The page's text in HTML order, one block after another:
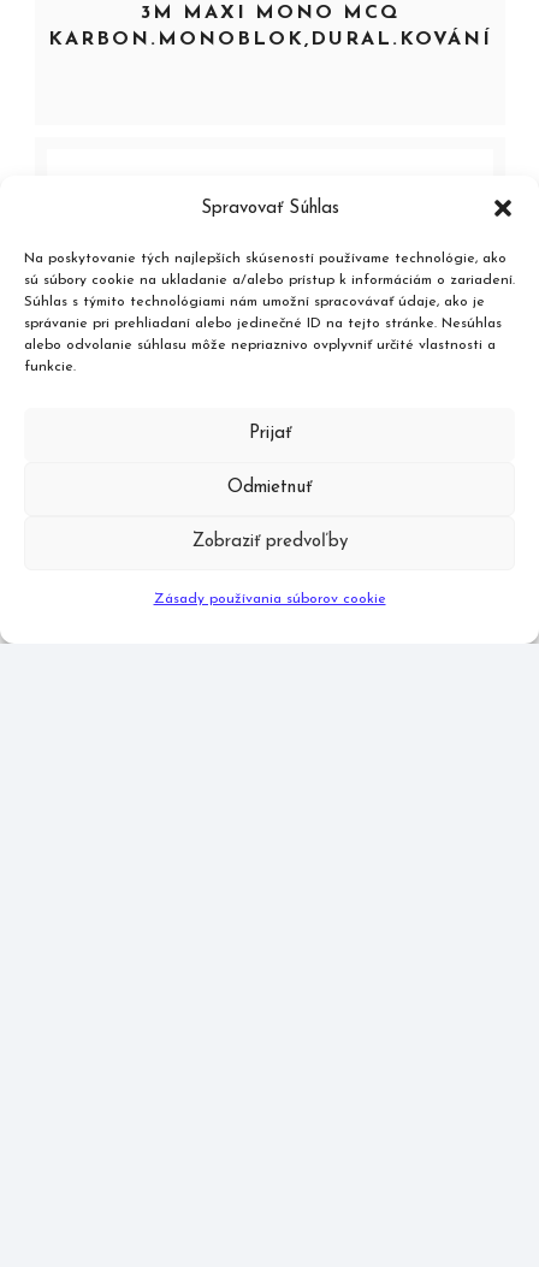
Spravovať Súhlas
Na poskytovanie tých najlepších skúseností používame technológie, ako
sú súbory cookie na ukladanie a/alebo prístup k informáciám o zariadení.
Súhlas s týmito technológiami nám umožní spracovávať údaje, ako je
správanie pri prehliadaní alebo jedinečné ID na tejto stránke. Nesúhlas
alebo odvolanie súhlasu môže nepriaznivo ovplyvniť určité vlastnosti a
funkcie.
Prijať
Odmietnuť
Zobraziť predvoľby
Zásady používania súborov cookie
3M MAXI MONO MCQ
KARBON.MONOBLOK,DURAL.KOVÁNÍ